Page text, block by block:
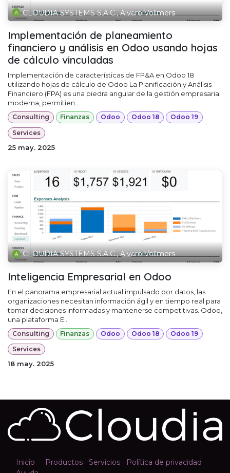
CLOUDIA SYSTEMS S.A.C., Alvaro Vollmers
Implementación de planeamiento
financiero y análisis en Odoo usando hojas
de cálculo vinculadas
Implementación de características de FP&A en Odoo 18
utilizando hojas de cálculo de Odoo La Planificación y Análisis
Financiero (FPA) es una piedra angular de la gestión empresarial
moderna, permitien...
Consulting Finanzas Odoo Odoo 18 Odoo 19
Services
25 may. 2025
CLOUDIA SYSTEMS S.A.C., Alvaro Vollmers
Inteligencia Empresarial en Odoo
En el panorama empresarial actual impulsado por datos, las
organizaciones necesitan información ágil y en tiempo real para
tomar decisiones informadas y mantenerse competitivas. Odoo,
una plataforma E...
Consulting Finanzas Odoo Odoo 18 Odoo 19
Services
18 may. 2025
Inicio Productos Servicios
Política de privacidad